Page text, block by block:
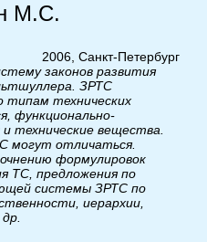
М.С.
2006, Санкт-Петербург
законов развития
ЗРТС
типам технических
функционально-
технические вещества.
могут отличаться.
формулировок
ТС, предложения по
системы ЗРТС по
иерархии,